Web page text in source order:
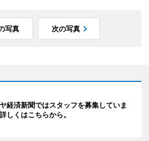
写真 次の写真
経済新聞ではスタッフを募集していま
しくはこちらから。